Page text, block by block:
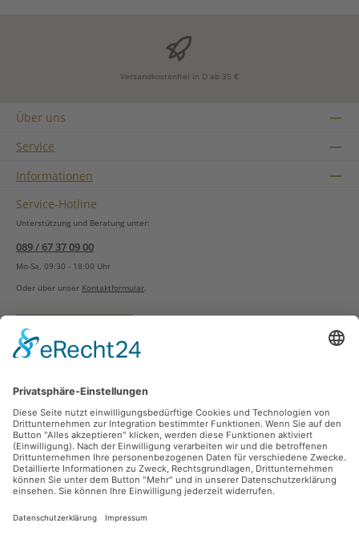
Versandkostenfrei in D ab 35 €
Über uns
Service
Informationen
Service-Hotline
Unterstützung und Beratung unter:
089 / 67 37 09 00
Mo-Sa, 09:30 - 18:00 Uhr
Oder über unser Kontaktformular.
Vertrag widerrufen
Zahlungsarten
Sicher Einkaufen
Ladengeschäft
Newsletter